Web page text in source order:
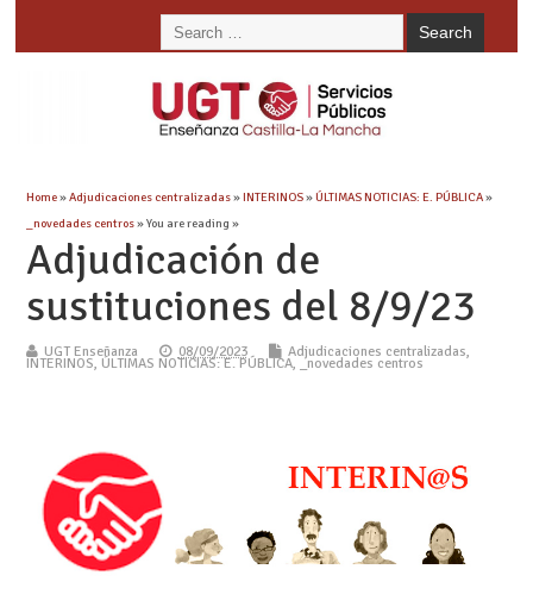
Home»Adjudicaciones centralizadas»INTERINOS»ÚLTIMAS NOTICIAS: E. PÚBLICA»
_novedades centros» You are reading »
Adjudicación de
sustituciones del 8/9/23
UGT Enseñanza 08/09/2023 Adjudicaciones centralizadas,
INTERINOS, ÚLTIMAS NOTICIAS: E. PÚBLICA, _novedades centros